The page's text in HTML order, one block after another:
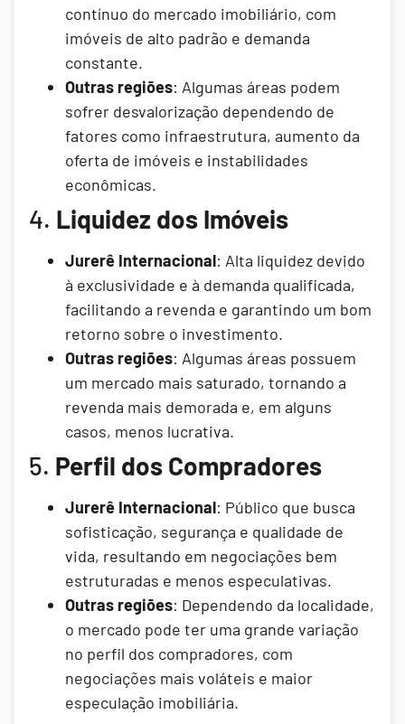
contínuo do mercado imobiliário, com
imóveis de alto padrão e demanda
constante.
Outras regiões: Algumas áreas podem
sofrer desvalorização dependendo de
fatores como infraestrutura, aumento da
oferta de imóveis e instabilidades
econômicas.
4. Liquidez dos Imóveis
Jurerê Internacional: Alta liquidez devido
à exclusividade e à demanda qualificada,
facilitando a revenda e garantindo um bom
retorno sobre o investimento.
Outras regiões: Algumas áreas possuem
um mercado mais saturado, tornando a
revenda mais demorada e, em alguns
casos, menos lucrativa.
5. Perfil dos Compradores
Jurerê Internacional: Público que busca
sofisticação, segurança e qualidade de
vida, resultando em negociações bem
estruturadas e menos especulativas.
Outras regiões: Dependendo da localidade,
o mercado pode ter uma grande variação
no perfil dos compradores, com
negociações mais voláteis e maior
especulação imobiliária.